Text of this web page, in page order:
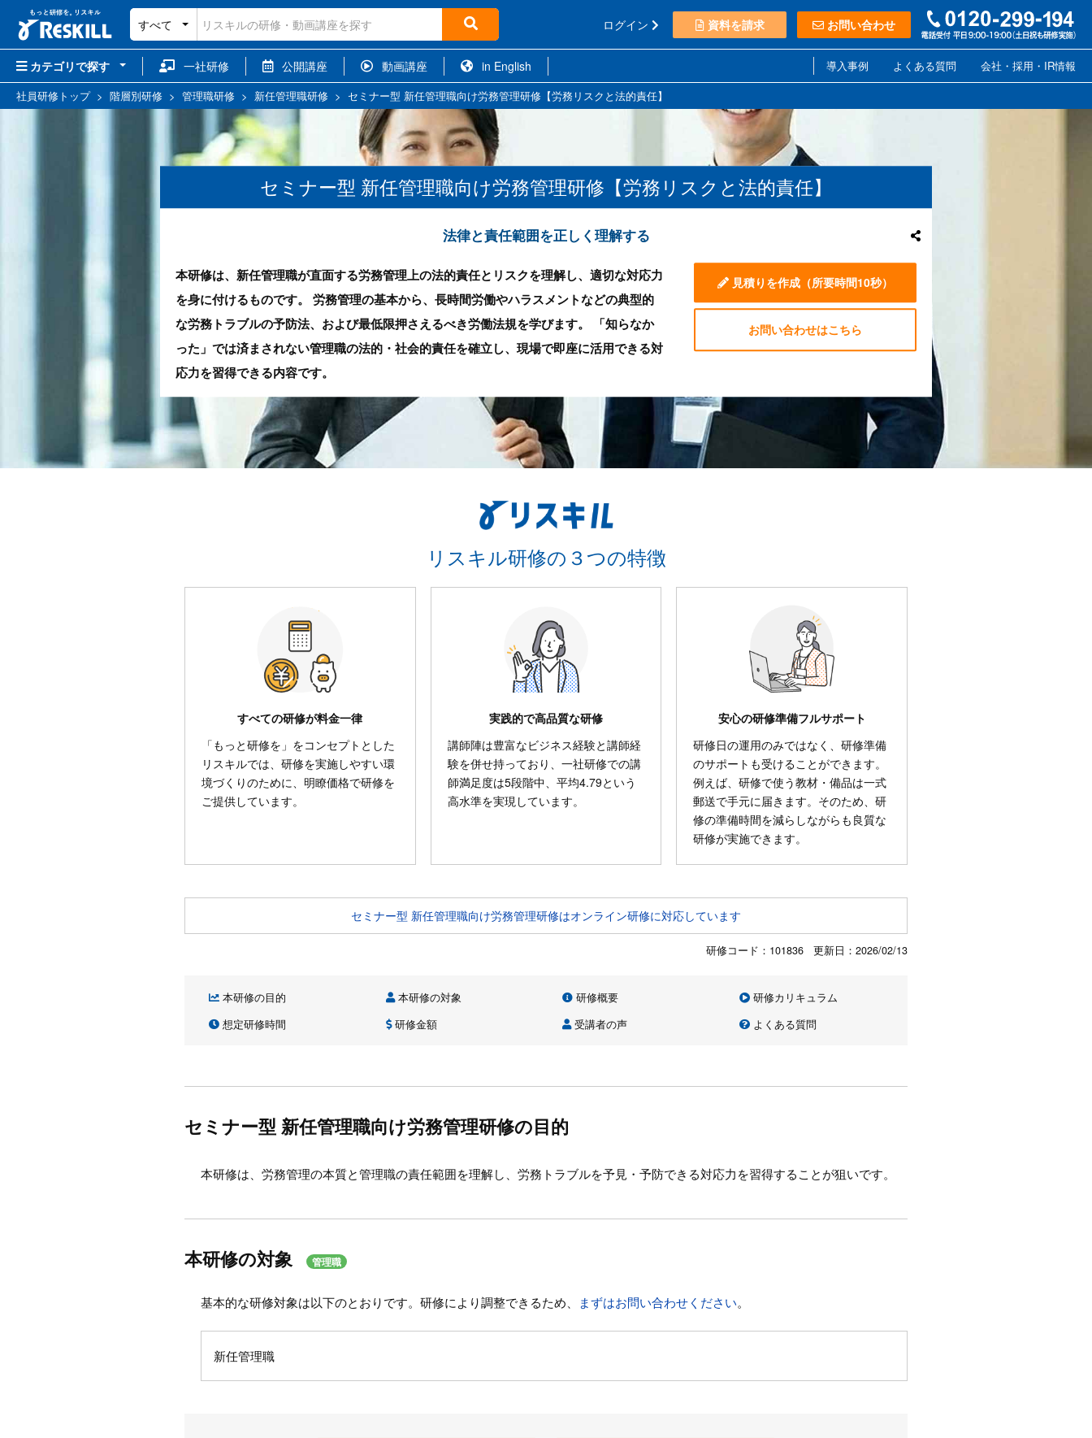
すべて ログイン 資料を請求 お問い合わせ
カテゴリで探す 一社研修 公開講座 動画講座 in English 導入事例 よくある質問
会社・採用・IR情報
社員研修トップ> 階層別研修 > 管理職研修 > 新任管理職研修 > セミナー型 新任管理職向け労務管理研修【労務リスクと法的責任】
セミナー型 新任管理職向け労務管理研修【労務リスクと法的責任】
法律と責任範囲を正しく理解する
本研修は、新任管理職が直面する労務管理上の法的責任とリスクを理解し、適切な対応力
を身に付けるものです。 労務管理の基本から、長時間労働やハラスメントなどの典型的
な労務トラブルの予防法、および最低限押さえるべき労働法規を学びます。 「知らなか
った」では済まされない管理職の法的・社会的責任を確立し、現場で即座に活用できる対
応力を習得できる内容です。
見積りを作成 （所要時間10秒）
お問い合わせはこちら
リスキル研修の３つの特徴
すべての研修が料金一律
「もっと研修を」をコンセプトとした
リスキルでは、研修を実施しやすい環
境づくりのために、明瞭価格で研修を
ご提供しています。
実践的で高品質な研修
講師陣は豊富なビジネス経験と講師経
験を併せ持っており、一社研修での講
師満足度は5段階中、平均4.79という
高水準を実現しています。
安心の研修準備フルサポート
研修日の運用のみではなく、研修準備
のサポートも受けることができます。
例えば、研修で使う教材・備品は一式
郵送で手元に届きます。そのため、研
修の準備時間を減らしながらも良質な
研修が実施できます。
セミナー型 新任管理職向け労務管理研修はオンライン研修に対応しています
研修コード：101836 更新日： 2026/02/13
本研修の目的 本研修の対象 研修概要
研修カリキュラム
想定研修時間
研修金額 受講者の声 よくある質問
セミナー型 新任管理職向け労務管理研修の目的
本研修は、労務管理の本質と管理職の責任範囲を理解し、労務トラブルを予見・予防できる対応力を習得することが狙いです。
本研修の対象 管理職
基本的な研修対象は以下のとおりです。研修により調整できるため、 まずはお問い合わせください。
新任管理職